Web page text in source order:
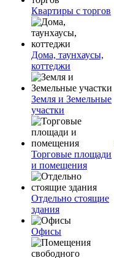
Квартиры с торгов
Дома, таунхаусы,
коттеджи
Земля и Земельные
участки
Торговые площади
и помещения
Отдельно стоящие
здания
Офисы